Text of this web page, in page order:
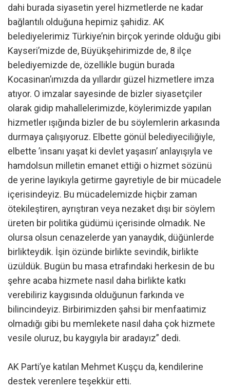
dahi burada siyasetin yerel hizmetlerde ne kadar
bağlantılı olduğuna hepimiz şahidiz. AK
belediyelerimiz Türkiye’nin birçok yerinde olduğu gibi
Kayseri’mizde de, Büyükşehirimizde de, 8 ilçe
belediyemizde de, özellikle bugün burada
Kocasinan’ımızda da yıllardır güzel hizmetlere imza
atıyor. O imzalar sayesinde de bizler siyasetçiler
olarak gidip mahallelerimizde, köylerimizde yapılan
hizmetler ışığında bizler de bu söylemlerin arkasında
durmaya çalışıyoruz. Elbette gönül belediyeciliğiyle,
elbette ’insanı yaşat ki devlet yaşasın’ anlayışıyla ve
hamdolsun milletin emanet ettiği o hizmet sözünü
de yerine layıkıyla getirme gayretiyle de bir mücadele
içerisindeyiz. Bu mücadelemizde hiçbir zaman
ötekileştiren, ayrıştıran veya nezaket dışı bir söylem
üreten bir politika güdümü içerisinde olmadık. Ne
olursa olsun cenazelerde yan yanaydık, düğünlerde
birlikteydik. İşin özünde birlikte sevindik, birlikte
üzüldük. Bugün bu masa etrafındaki herkesin de bu
şehre acaba hizmete nasıl daha birlikte katkı
verebiliriz kaygısında olduğunun farkında ve
bilincindeyiz. Birbirimizden şahsi bir menfaatimiz
olmadığı gibi bu memlekete nasıl daha çok hizmete
vesile oluruz, bu kaygıyla bir aradayız” dedi.
AK Parti’ye katılan Mehmet Kuşçu da, kendilerine
destek verenlere teşekkür etti.